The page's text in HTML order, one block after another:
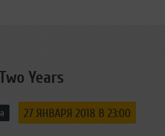
Years
27 ЯНВАРЯ 2018 В 23:00